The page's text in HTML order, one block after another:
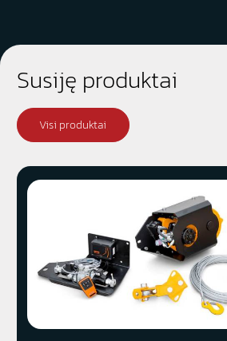
Susiję produktai
Visi produktai